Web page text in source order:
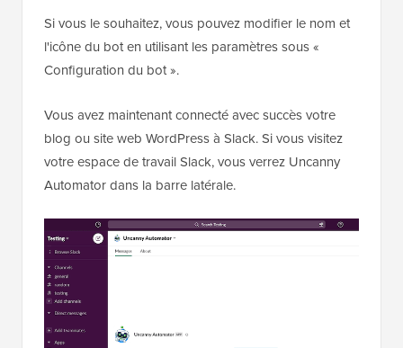
Si vous le souhaitez, vous pouvez modifier le nom et
l'icône du bot en utilisant les paramètres sous «
Configuration du bot ».
Vous avez maintenant connecté avec succès votre
blog ou site web WordPress à Slack. Si vous visitez
votre espace de travail Slack, vous verrez Uncanny
Automator dans la barre latérale.